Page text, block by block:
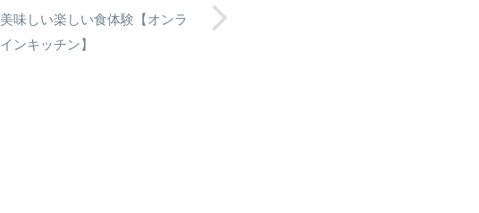
美味しい楽しい食体験【オンラ
インキッチン】